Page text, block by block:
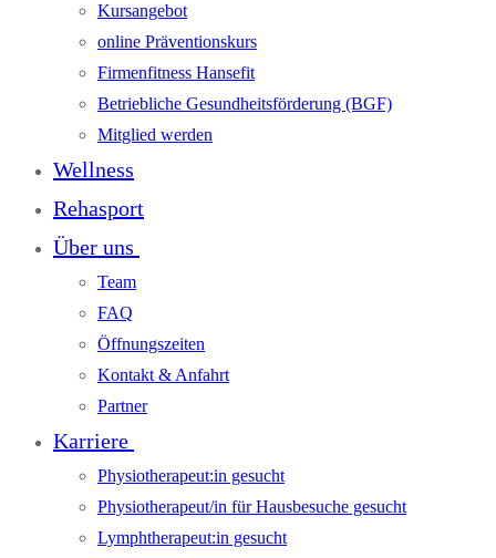
Kursangebot
online Präventionskurs
Firmenfitness Hansefit
Betriebliche Gesundheitsförderung (BGF)
Mitglied werden
Wellness
Rehasport
Über uns
Team
FAQ
Öffnungszeiten
Kontakt & Anfahrt
Partner
Karriere
Physiotherapeut:in gesucht
Physiotherapeut/in für Hausbesuche gesucht
Lymphtherapeut:in gesucht